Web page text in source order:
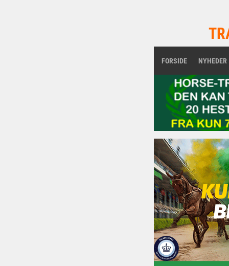
FORSIDE NYHEDER